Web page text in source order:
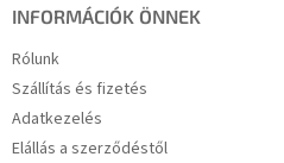
INFORMÁCIÓK ÖNNEK
Rólunk
Szállítás és fizetés
Adatkezelés
Elállás a szerződéstől